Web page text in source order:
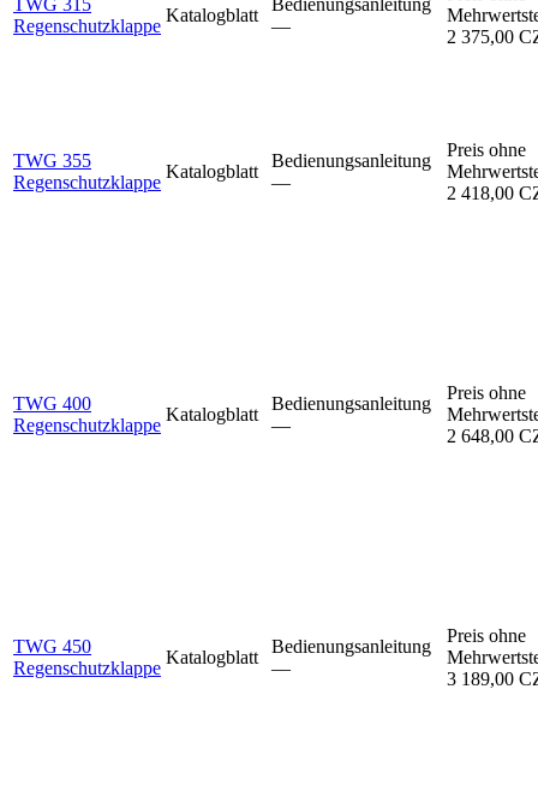
TWG 315
Regenschutzklappe
Katalogblatt
Bedienungsanleitung
–⁠–⁠
2 375,00
TWG 355
Regenschutzklappe
Katalogblatt
Bedienungsanleitung
–⁠–⁠
Preis ohne
2 418,00
TWG 400
Regenschutzklappe
Katalogblatt
Bedienungsanleitung
–⁠–⁠
Preis ohne
2 648,00
TWG 450
Regenschutzklappe
Katalogblatt
Bedienungsanleitung
–⁠–⁠
Preis ohne
3 189,00